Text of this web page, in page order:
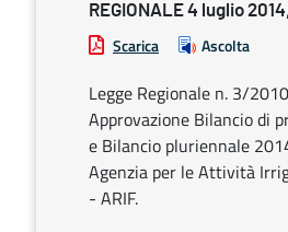
REGIONALE 4 luglio
Scarica Ascolta
Legge Regionale n. 3/
Approvazione Bilancio di
e Bilancio pluriennale
Agenzia per le Attività
- ARIF.